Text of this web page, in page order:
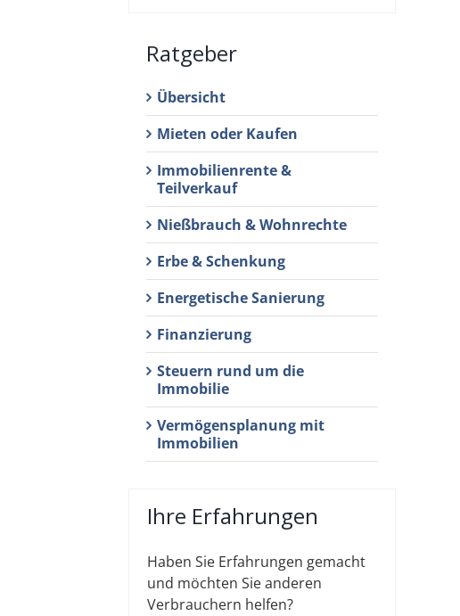
Ratgeber
Übersicht
Mieten oder Kaufen
Immobilienrente &
Teilverkauf
Nießbrauch & Wohnrechte
Erbe & Schenkung
Energetische Sanierung
Finanzierung
Steuern rund um die
Immobilie
Vermögensplanung mit
Immobilien
Ihre Erfahrungen
Haben Sie Erfahrungen gemacht
und möchten Sie anderen
Verbrauchern helfen?